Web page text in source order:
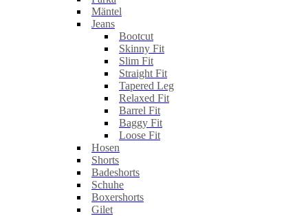
Mäntel
Jeans
Bootcut
Skinny Fit
Slim Fit
Straight Fit
Tapered Leg
Relaxed Fit
Barrel Fit
Baggy Fit
Loose Fit
Hosen
Shorts
Badeshorts
Schuhe
Boxershorts
Gilet